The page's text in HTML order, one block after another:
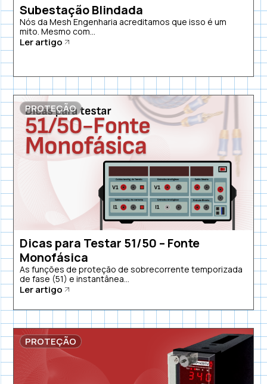
Subestação Blindada
Nós da Mesh Engenharia acreditamos que isso é um
mito. Mesmo com...
Ler artigo
PROTEÇÃO
Dicas para Testar 51/50 – Fonte
Monofásica
As funções de proteção de sobrecorrente temporizada
de fase (51) e instantânea...
Ler artigo
PROTEÇÃO